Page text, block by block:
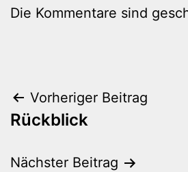
Die Kommentare sind
Vorheriger Beitrag
Rückblick
Nächster Beitrag